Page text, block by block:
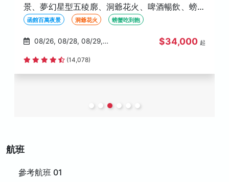
景、夢幻星型五稜廓、洞爺花火、啤酒暢飲、螃蟹
懷石料理、螃蟹吃到飽
函館百萬夜景 洞爺花火 螃蟹吃到飽
$34,000 起
(14,078)
航班
參考航班 01